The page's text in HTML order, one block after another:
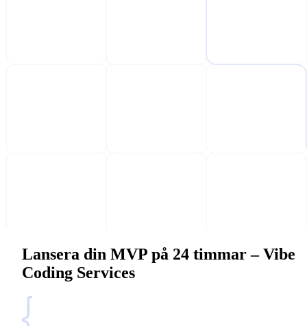
Lansera din MVP på 24 timmar – Vibe
Coding Services